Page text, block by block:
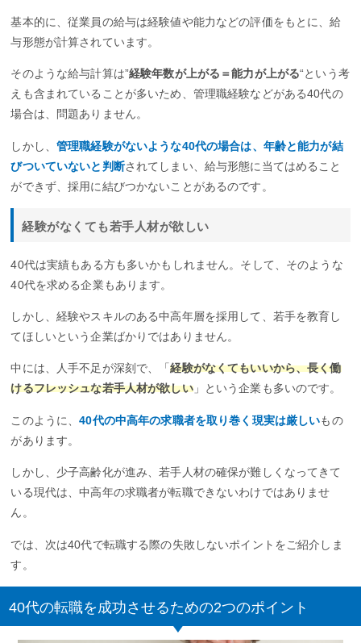
基本的に、従業員の給与は経験値や能力などの評価をもとに、給
与形態が計算されています。
そのような給与計算は”経験年数が上がる＝能力が上がる“という考
えも含まれていることが多いため、管理職経験などがある40代の
場合は、問題ありません。
しかし、管理職経験がないような40代の場合は、年齢と能力が結
びついていないと判断されてしまい、給与形態に当てはめること
ができず、採用に結びつかないことがあるのです。
経験がなくても若手人材が欲しい
40代は実績もある方も多いかもしれません。そして、そのような
40代を求める企業もあります。
しかし、経験やスキルのある中高年層を採用して、若手を教育し
てほしいという企業ばかりではありません。
中には、人手不足が深刻で、「経験がなくてもいいから、長く働
けるフレッシュな若手人材が欲しい」という企業も多いのです。
このように、40代の中高年の求職者を取り巻く現実は厳しいもの
があります。
しかし、少子高齢化が進み、若手人材の確保が難しくなってきて
いる現代は、中高年の求職者が転職できないわけではありませ
ん。
では、次は40代で転職する際の失敗しないポイントをご紹介しま
す。
40代の転職を成功させるための2つのポイント